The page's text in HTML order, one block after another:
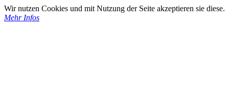
Wir nutzen Cookies und mit Nutzung der Seite akzeptieren sie diese.
Mehr Infos